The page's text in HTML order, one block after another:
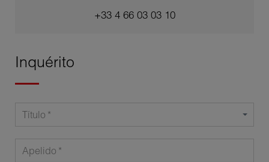
Inquérito
Título
Apelido
+33 4 66 03 03 10